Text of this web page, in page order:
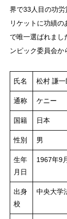
界で33人目の功
リケットに功績
で唯一選ばれまし
ンピック委員会か
氏名 松村 謙
通称 ケニー
国籍 日本
性別 男
生年
月日
1967年9
出身
校
中央大学